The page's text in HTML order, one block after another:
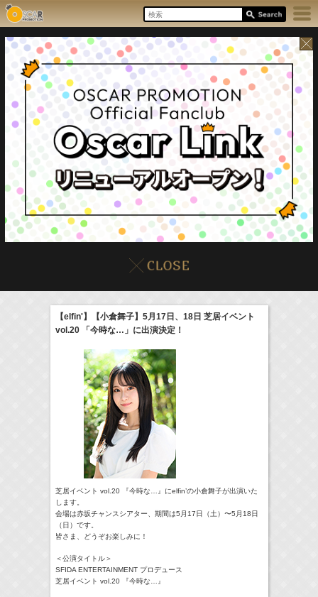
本日の出演情報8/10(Mon) イベント販売情報
> More
【elfin'】【小倉舞子】5月17日、18日 芝居イベント
vol.20 「今時な…」に出演決定！
芝居イベント vol.20 『今時な…』にelfin’の小倉舞子が出演いた
します。
会場は赤坂チャンスシアター、期間は5月17日（土）〜5月18日
（日）です。
皆さま、どうぞお楽しみに！
＜公演タイトル＞
SFIDA ENTERTAINMENT プロデュース
芝居イベント vol.20 『今時な…』